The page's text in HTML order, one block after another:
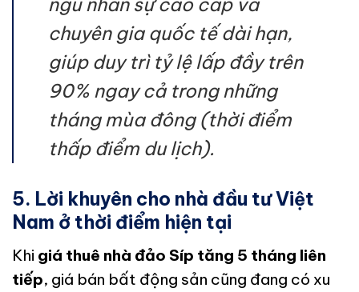
ngũ nhân sự cao cấp và
chuyên gia quốc tế dài hạn,
giúp duy trì tỷ lệ lấp đầy trên
90% ngay cả trong những
tháng mùa đông (thời điểm
thấp điểm du lịch).
5. Lời khuyên cho nhà đầu tư Việt
Nam ở thời điểm hiện tại
Khi giá thuê nhà đảo Síp tăng 5 tháng liên
tiếp, giá bán bất động sản cũng đang có xu